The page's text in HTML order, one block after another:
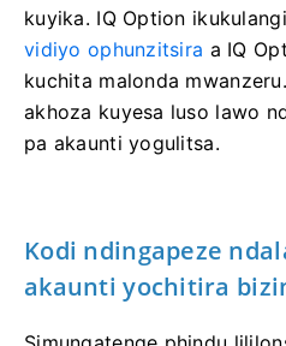
kuyika. IQ Option
vidiyo ophunzitsira a IQ
kuchita malonda
akhoza kuyesa luso lawo
pa akaunti yogulitsa.
Kodi ndingapeze
akaunti yochitira